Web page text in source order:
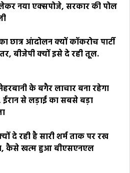
नया एक्सपोजे, सरकार की पोल
छात्र आंदोलन क्यों कॉकरोच पार्टी
बीजेपी क्यों इसे दे रही तूल.
के बगैर लाचार बना रहेगा
ईरान से लड़ाई का सबसे बड़ा
दे रही है सारी शर्म ताक पर रख
कैसे खत्म हुआ बीएसएनएल